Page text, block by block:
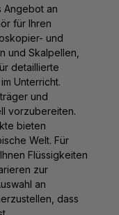
Angebot an
für Ihren
und
und Skalpellen,
detaillierte
Unterricht.
und
vorzubereiten.
bieten
Welt. Für
Flüssigkeiten
zur
an
dass